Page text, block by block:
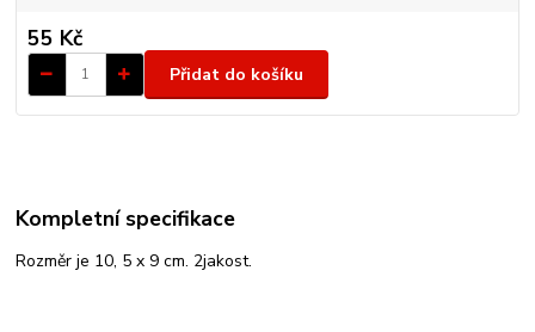
55 Kč
Přidat do košíku
Kompletní specifikace
Rozměr je 10, 5 x 9 cm. 2jakost.